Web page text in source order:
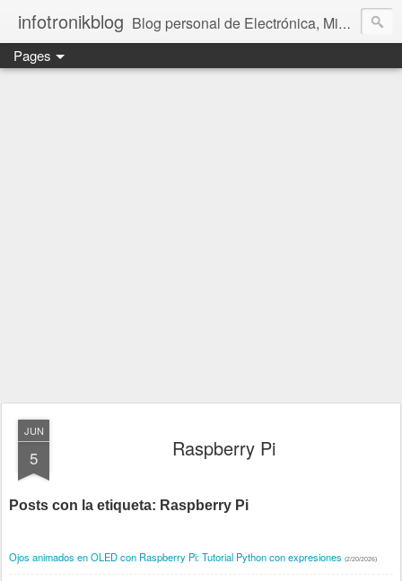
infotronikblog Blog personal de Electrónica, Microcontroladores y Linux
Pages
JUN
5 Raspberry Pi
Posts con la etiqueta: Raspberry Pi
Ojos animados en OLED con Raspberry Pi: Tutorial Python con expresiones (2/20/2026)